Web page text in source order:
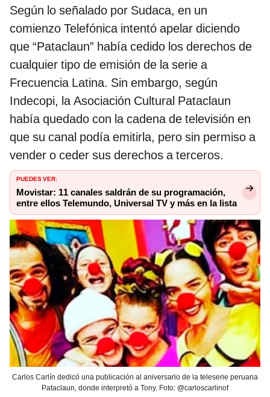
Según lo señalado por Sudaca, en un
comienzo Telefónica intentó apelar diciendo
que “Pataclaun” había cedido los derechos de
cualquier tipo de emisión de la serie a
Frecuencia Latina. Sin embargo, según
Indecopi, la Asociación Cultural Pataclaun
había quedado con la cadena de televisión en
que su canal podía emitirla, pero sin permiso a
vender o ceder sus derechos a terceros.
PUEDES VER:
Movistar: 11 canales saldrán de su programación,
entre ellos Telemundo, Universal TV y más en la lista
Carlos Carlín dedicó una publicación al aniversario de la teleserie peruana
Pataclaun, donde interpretó a Tony. Foto: @carloscarlinof